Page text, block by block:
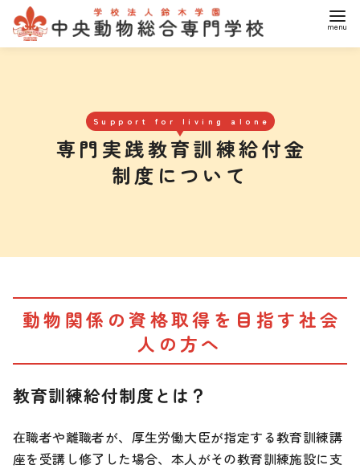
専門実践教育訓練給付金
制度について
Support for living alone
動物関係の資格取得を目指す社会
人の方へ
教育訓練給付制度とは？
在職者や離職者が、厚生労働大臣が指定する教育訓練講
座を受講し修了した場合、本人がその教育訓練施設に支